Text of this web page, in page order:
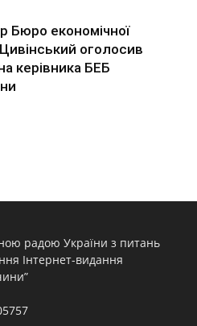
Бюро економічної
оголосив
керівника БЕБ
радою України з питань
Інтернет-видання